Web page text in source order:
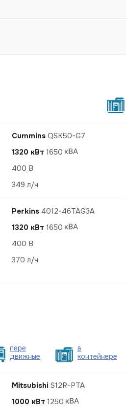
Cummins QSK50-G7
1320 кВт 1650
400 В
349 л/ч
Perkins 4012-46TAG3A
1320 кВт 1650
400 В
370 л/ч
пере
движные
в
контейнере
Mitsubishi S12R-PTA
1000 кВт 1250